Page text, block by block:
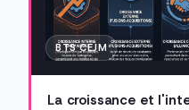
BTS CEJM
La croissance et